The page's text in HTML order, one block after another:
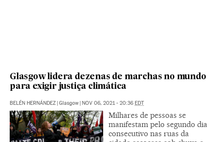
Glasgow lidera dezenas de marchas no mundo
para exigir justiça climática
BELÉN HERNÁNDEZ | Glasgow | NOV 06, 2021 - 20:36 EDT
Milhares de pessoas se
manifestam pelo segundo dia
consecutivo nas ruas da